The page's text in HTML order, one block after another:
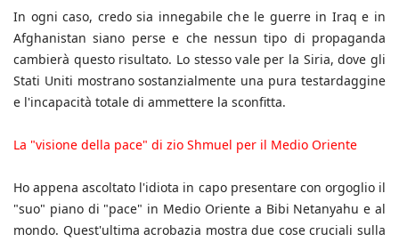
In ogni caso, credo sia innegabile che le guerre in Iraq e in
Afghanistan siano perse e che nessun tipo di propaganda
cambierà questo risultato. Lo stesso vale per la Siria, dove gli
Stati Uniti mostrano sostanzialmente una pura testardaggine
e l'incapacità totale di ammettere la sconfitta.
La "visione della pace" di zio Shmuel per il Medio Oriente
Ho appena ascoltato l'idiota in capo presentare con orgoglio il
"suo" piano di "pace" in Medio Oriente a Bibi Netanyahu e al
mondo. Quest'ultima acrobazia mostra due cose cruciali sulla